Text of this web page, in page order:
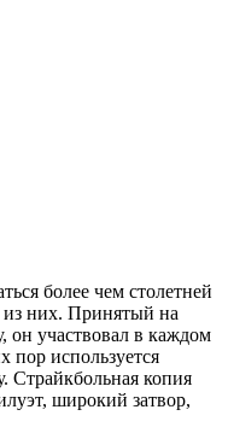
более чем столетней
из них. Принятый на
участвовал в каждом
пор используется
Страйкбольная копия
широкий затвор,